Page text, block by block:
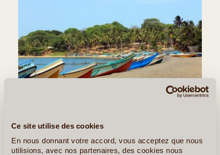
Ce site utilise des cookies
En nous donnant votre accord, vous acceptez que nous
utilisions, avec nos partenaires, des cookies nous
millénaire côtoie des paysages de carte postale. Ce voyage de
quinze jours vous emmène au cœur de l’île, à la rencontre de ses
trésors culturels et naturels. Des (...)